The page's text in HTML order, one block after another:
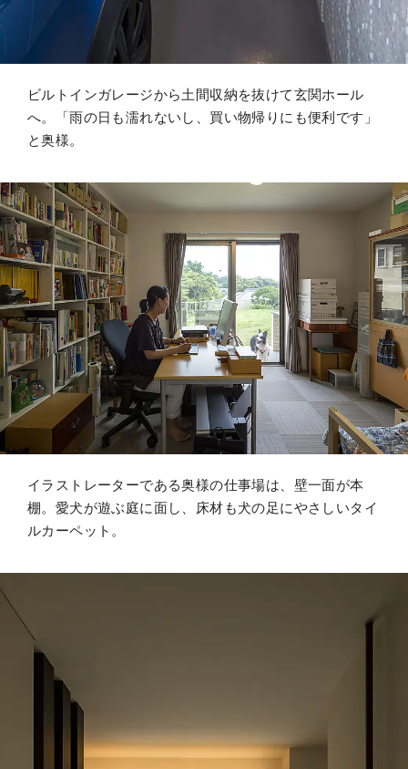
ビルトインガレージから土間収納を抜けて玄関ホール
へ。「雨の日も濡れないし、買い物帰りにも便利です」
と奥様。
イラストレーターである奥様の仕事場は、壁一面が本
棚。愛犬が遊ぶ庭に面し、床材も犬の足にやさしいタイ
ルカーペット。